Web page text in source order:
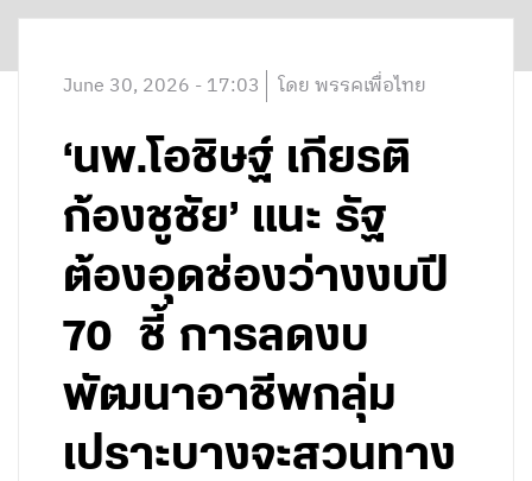
June 30, 2026 - 17:03 โดย พรรคเพื่อไทย
‘นพ.โอชิษฐ์ เกียรติ
ก้องชูชัย’ แนะ รัฐ
ต้องอุดช่องว่างงบปี
70 ชี้ การลดงบ
พัฒนาอาชีพกลุ่ม
เปราะบางจะสวนทาง